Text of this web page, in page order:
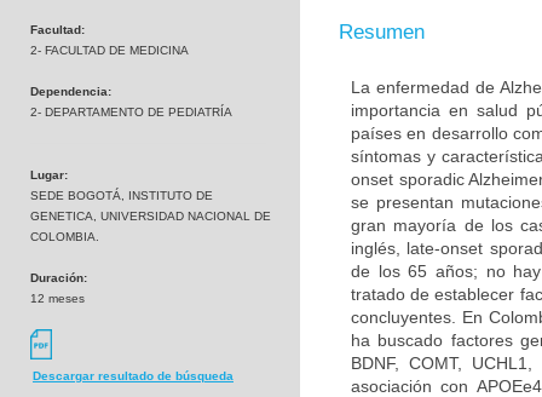
Facultad:
2- FACULTAD DE MEDICINA
Dependencia:
2- DEPARTAMENTO DE PEDIATRÍA
Lugar:
SEDE BOGOTÁ, INSTITUTO DE
GENETICA, UNIVERSIDAD NACIONAL DE
COLOMBIA.
Duración:
12 meses
Descargar resultado de búsqueda
Resumen
La enfermedad de
importancia en salud
países en desarrollo
síntomas y
onset sporadic
se presentan
gran mayoría de los
inglés, late-onset
de los 65 años; no
tratado de establecer
concluyentes. En
ha buscado factores
BDNF, COMT,
asociación con